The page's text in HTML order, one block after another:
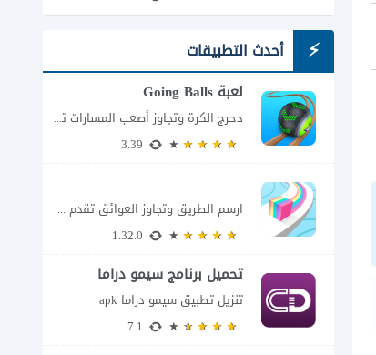
أحدث التطبيقات
لعبة Going Balls
دحرج الكرة وتجاوز أصعب المسارات تضعك لعبة Going Balls للأندرويد أمام تحدٍ يبدو بسيطًا...
ارسم الطريق وتجاوز العوائق تقدم Color Adventure: Draw the Path فكرة بسيطة تتحول سريعًا...
تحميل برنامج سيمو دراما
للاندرويد
تنزيل تطبيق سيمو دراما apk